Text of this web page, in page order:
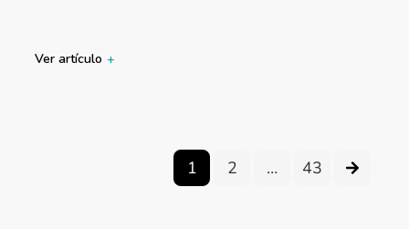
Ver artículo +
1 2 … 43